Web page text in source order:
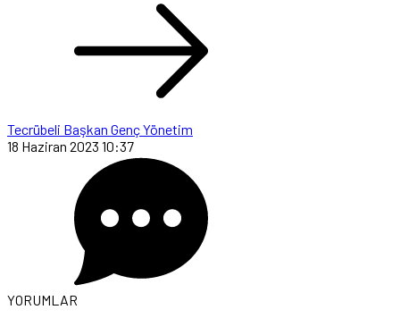
Tecrübeli Başkan Genç Yönetim
18 Haziran 2023 10:37
YORUMLAR